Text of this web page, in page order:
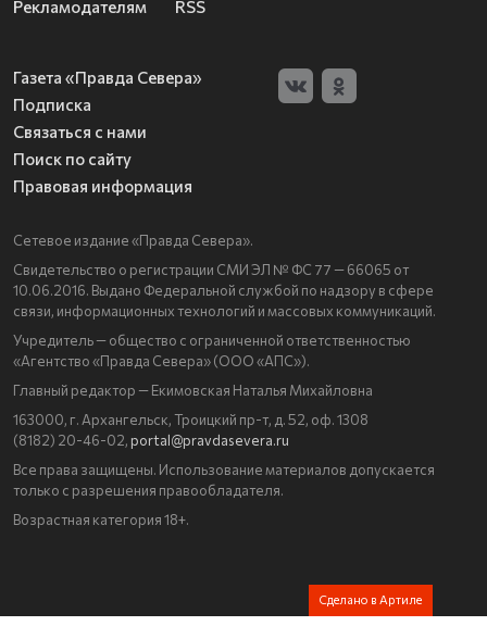
Рекламодателям RSS
Газета «Правда Севера»
Подписка
Связаться с нами
Поиск по сайту
Правовая информация
Сетевое издание «Правда Севера».
Свидетельство о регистрации СМИ ЭЛ № ФС 77 — 66065 от
10.06.2016. Выдано Федеральной службой по надзору в сфере
связи, информационных технологий и массовых коммуникаций.
Учредитель — общество с ограниченной ответственностью
«Агентство «Правда Севера» (ООО «АПС»).
Главный редактор — Екимовская Наталья Михайловна
163000, г. Архангельск, Троицкий пр-т, д. 52, оф. 1308
(8182) 20-46-02, portal@pravdasevera.ru
Все права защищены. Использование материалов допускается
только с разрешения правообладателя.
Возрастная категория 18+.
Сделано в Артиле